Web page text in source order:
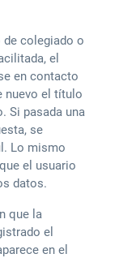
colegiado o
el
en contacto
nuevo el título
Si pasada una
se
Lo mismo
el usuario
datos.
que la
el
en el